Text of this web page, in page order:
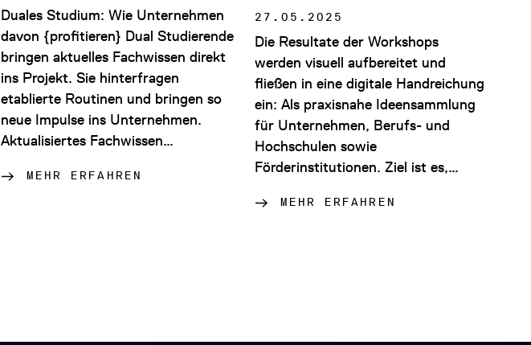
Duales Studium: Wie Unternehmen
davon {profitieren} Dual Studierende
bringen aktuelles Fachwissen direkt
ins Projekt. Sie hinterfragen
etablierte Routinen und bringen so
neue Impulse ins Unternehmen.
Aktualisiertes Fachwissen…
MEHR ERFAHREN
27.05.2025
Die Resultate der Workshops
werden visuell aufbereitet und
fließen in eine digitale Handreichung
ein: Als praxisnahe Ideensammlung
für Unternehmen, Berufs- und
Hochschulen sowie
Förderinstitutionen. Ziel ist es,…
MEHR ERFAHREN